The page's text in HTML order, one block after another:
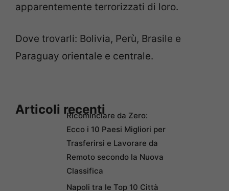
apparentemente terrorizzati di loro.
Dove trovarli: Bolivia, Perù, Brasile e
Paraguay orientale e centrale.
Articoli recentiRicominciare da Zero:
Ecco i 10 Paesi Migliori per
Trasferirsi e Lavorare da
Remoto secondo la Nuova
Classifica
Napoli tra le Top 10 Città